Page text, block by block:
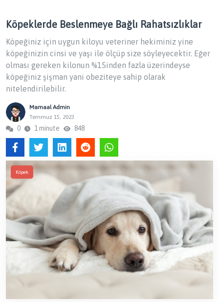
Köpeklerde Beslenmeye Bağlı Rahatsızlıklar
Köpeğiniz için uygun kiloyu veteriner hekiminiz yine
köpeğinizin cinsi ve yaşı ile ölçüp size söyleyecektir. Eğer
olması gereken kilonun %15inden fazla üzerindeyse
köpeğiniz şişman yani obeziteye sahip olarak
nitelendirilebilir.
Mamaal Admin
Temmuz 15, 2023
0 1 minute 848
Köpek